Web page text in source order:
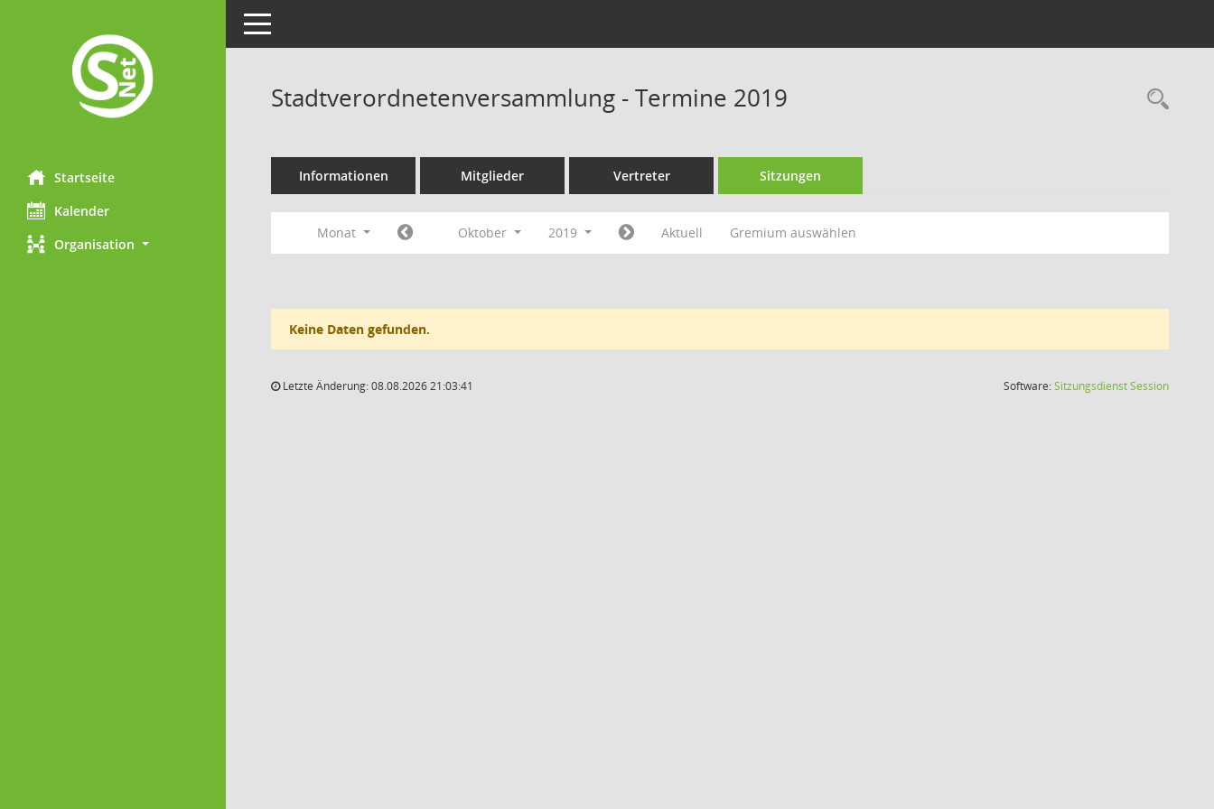
Startseite
Kalender
Organisation
Toggle navigation
Stadtverordnetenversammlung - Termine 2019
Informationen Mitglieder Vertreter Sitzungen
Monat Oktober 2019 Aktuell Gremium auswählen
Keine Daten gefunden.
Letzte Änderung: 08.08.2026 21:03:41 Software:SitzungsdienstSession(Wird in